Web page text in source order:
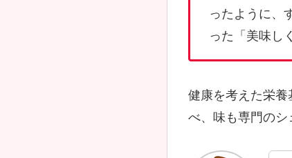
ったように、
った「美味し
健康を考えた栄
べ、味も専門のシ